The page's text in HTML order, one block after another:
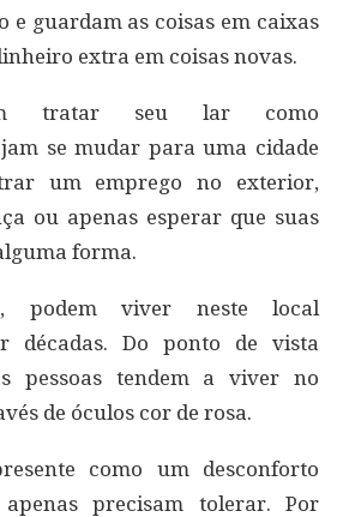
e guardam as coisas em caixas
extra em coisas novas.
tratar seu lar como
se mudar para uma cidade
um emprego no exterior,
ou apenas esperar que suas
forma.
podem viver neste local
décadas. Do ponto de vista
pessoas tendem a viver no
de óculos cor de rosa.
como um desconforto
precisam tolerar. Por